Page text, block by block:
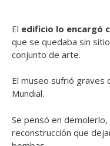
El edificio lo encargó
que se quedaba sin
conjunto de arte.
El museo sufrió graves
Mundial.
Se pensó en
reconstrucción que